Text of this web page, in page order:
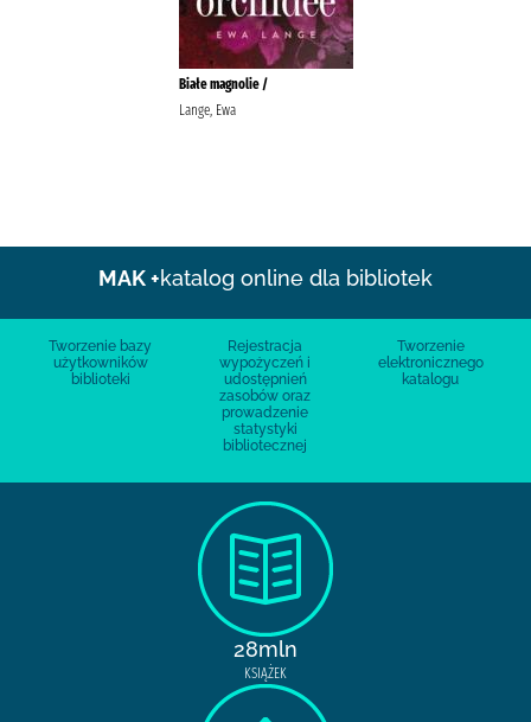
Białe magnolie /
Lange, Ewa
MAK +katalog online dla bibliotek
Tworzenie bazy
użytkowników
biblioteki
Rejestracja
wypożyczeń i
udostępnień
zasobów oraz
prowadzenie
statystyki
bibliotecznej
Tworzenie
elektronicznego
katalogu
28mln
KSIĄŻEK